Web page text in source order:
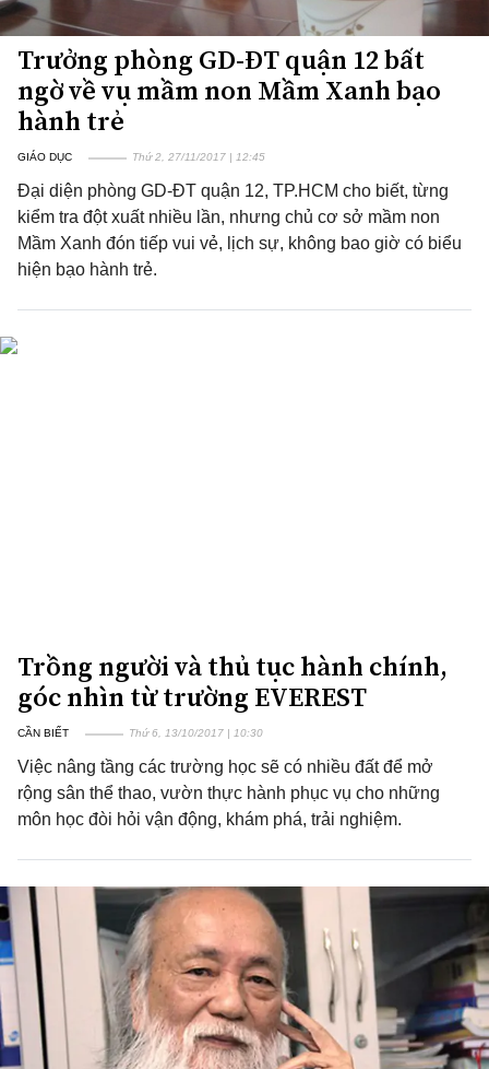
Trưởng phòng GD-ĐT quận 12 bất
ngờ về vụ mầm non Mầm Xanh bạo
hành trẻ
GIÁO DỤC Thứ 2, 27/11/2017 | 12:45
Đại diện phòng GD-ĐT quận 12, TP.HCM cho biết, từng
kiểm tra đột xuất nhiều lần, nhưng chủ cơ sở mầm non
Mầm Xanh đón tiếp vui vẻ, lịch sự, không bao giờ có biểu
hiện bạo hành trẻ.
Trồng người và thủ tục hành chính,
góc nhìn từ trường EVEREST
CẦN BIẾT Thứ 6, 13/10/2017 | 10:30
Việc nâng tầng các trường học sẽ có nhiều đất để mở
rộng sân thể thao, vườn thực hành phục vụ cho những
môn học đòi hỏi vận động, khám phá, trải nghiệm.